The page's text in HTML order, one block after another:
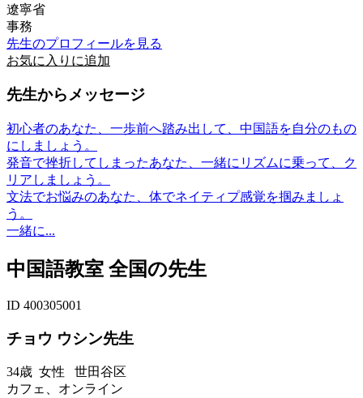
遼寧省
事務
先生のプロフィールを見る
お気に入りに追加
先生からメッセージ
初心者のあなた、一歩前へ踏み出して、中国語を自分のもの
にしましょう。
発音で挫折してしまったあなた、一緒にリズムに乗って、ク
リアしましょう。
文法でお悩みのあなた、体でネイティプ感覚を掴みましょ
う。
一緒に...
中国語教室 全国の先生
ID 400305001
チョウ ウシン先生
34歳 女性 世田谷区
カフェ、オンライン